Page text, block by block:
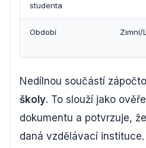
studenta
Období
Zimní/
Nedílnou součástí
školy. To slouží jako
dokumentu a potvrzuje,
daná vzdělávací